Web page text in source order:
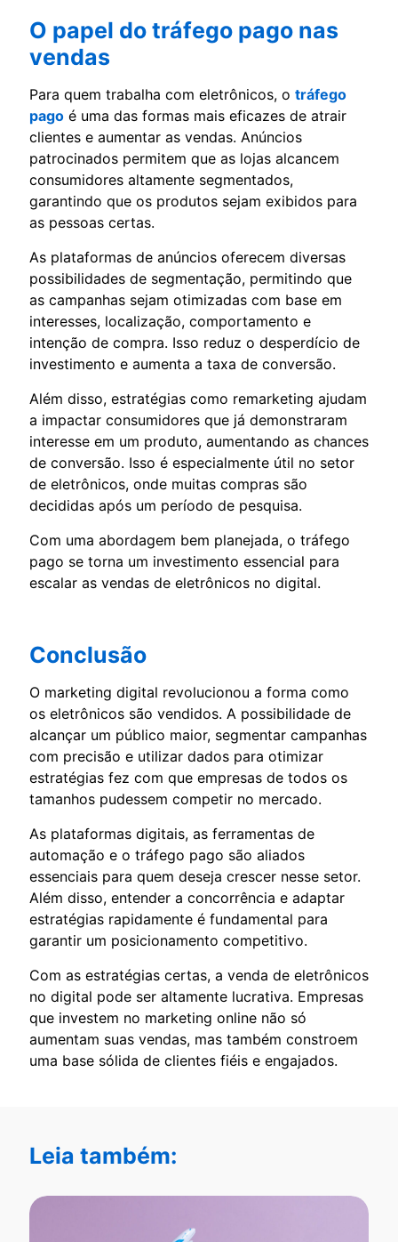
O papel do tráfego pago nas
vendas
Para quem trabalha com eletrônicos, o tráfego
pago é uma das formas mais eficazes de atrair
clientes e aumentar as vendas. Anúncios
patrocinados permitem que as lojas alcancem
consumidores altamente segmentados,
garantindo que os produtos sejam exibidos para
as pessoas certas.
As plataformas de anúncios oferecem diversas
possibilidades de segmentação, permitindo que
as campanhas sejam otimizadas com base em
interesses, localização, comportamento e
intenção de compra. Isso reduz o desperdício de
investimento e aumenta a taxa de conversão.
Além disso, estratégias como remarketing ajudam
a impactar consumidores que já demonstraram
interesse em um produto, aumentando as chances
de conversão. Isso é especialmente útil no setor
de eletrônicos, onde muitas compras são
decididas após um período de pesquisa.
Com uma abordagem bem planejada, o tráfego
pago se torna um investimento essencial para
escalar as vendas de eletrônicos no digital.
Conclusão
O marketing digital revolucionou a forma como
os eletrônicos são vendidos. A possibilidade de
alcançar um público maior, segmentar campanhas
com precisão e utilizar dados para otimizar
estratégias fez com que empresas de todos os
tamanhos pudessem competir no mercado.
As plataformas digitais, as ferramentas de
automação e o tráfego pago são aliados
essenciais para quem deseja crescer nesse setor.
Além disso, entender a concorrência e adaptar
estratégias rapidamente é fundamental para
garantir um posicionamento competitivo.
Com as estratégias certas, a venda de eletrônicos
no digital pode ser altamente lucrativa. Empresas
que investem no marketing online não só
aumentam suas vendas, mas também constroem
uma base sólida de clientes fiéis e engajados.
Leia também: